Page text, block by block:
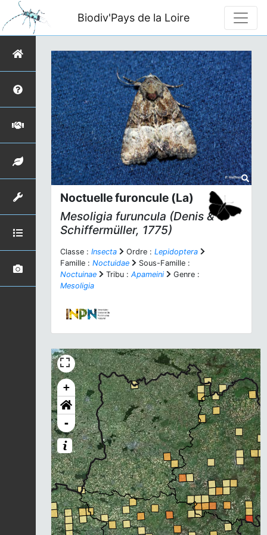
Biodiv'Pays de la Loire
Noctuelle furoncule (La)
Mesoligia furuncula (Denis &
Schiffermüller, 1775)
Classe : Insecta Ordre : Lepidoptera
Famille : Noctuidae
Sous-Famille :
Noctuinae
Tribu : Apameini
Genre :
Mesoligia
+
-